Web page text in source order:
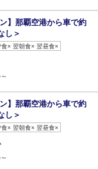
】那覇空港から車で約
し＞
食× 翌朝食× 翌昼食×
】那覇空港から車で約
し＞
食× 翌朝食× 翌昼食×